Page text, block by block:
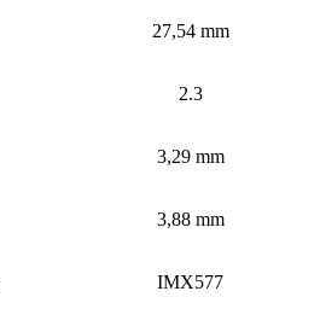
27,54 mm
2.3
3,29 mm
3,88 mm
IMX577